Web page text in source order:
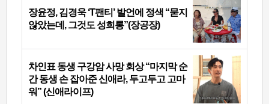
장윤정, 김경욱 ‘T팬티’ 발언에 정색 “묻지
않았는데, 그것도 성희롱”(장공장)
차인표 동생 구강암 사망 회상 “마지막 순
간 동생 손 잡아준 신애라, 두고두고 고마
워” (신애라이프)